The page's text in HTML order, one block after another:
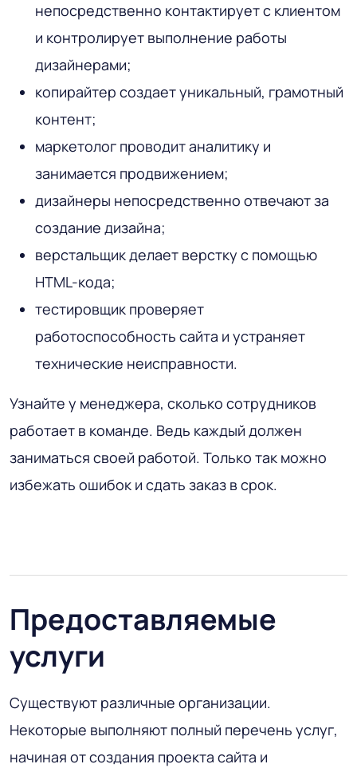
непосредственно контактирует с клиентом
и контролирует выполнение работы
дизайнерами;
копирайтер создает уникальный, грамотный
контент;
маркетолог проводит аналитику и
занимается продвижением;
дизайнеры непосредственно отвечают за
создание дизайна;
верстальщик делает верстку с помощью
HTML-кода;
тестировщик проверяет
работоспособность сайта и устраняет
технические неисправности.
Узнайте у менеджера, сколько сотрудников
работает в команде. Ведь каждый должен
заниматься своей работой. Только так можно
избежать ошибок и сдать заказ в срок.
Предоставляемые
услуги
Существуют различные организации.
Некоторые выполняют полный перечень услуг,
начиная от создания проекта сайта и